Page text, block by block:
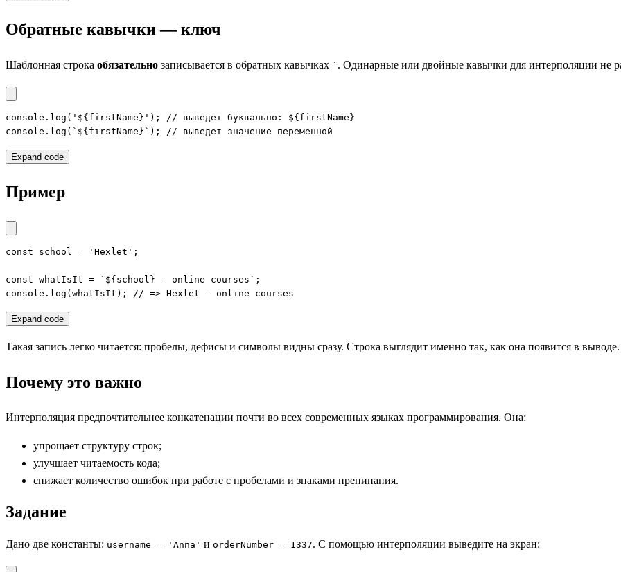
Обратные кавычки — ключ
Шаблонная строка обязательно записывается в обратных кавычках ` . Одинарные или двойные кавычки для интерполяции не
console.log('${firstName}'); // выведет буквально: ${firstName}
console.log(`${firstName}`); // выведет значение переменной
Expand code
Пример
const school = 'Hexlet';
const whatIsIt = `${school} - online courses`;
console.log(whatIsIt); // => Hexlet - online courses
Expand code
Такая запись легко читается: пробелы, дефисы и символы видны сразу. Строка выглядит именно так, как она появится в
Почему это важно
Интерполяция предпочтительнее конкатенации почти во всех современных языках программирования. Она:
упрощает структуру строк;
улучшает читаемость кода;
снижает количество ошибок при работе с пробелами и знаками препинания.
Задание
Дано две константы: username = 'Anna' и orderNumber = 1337. С помощью интерполяции выведите на экран: